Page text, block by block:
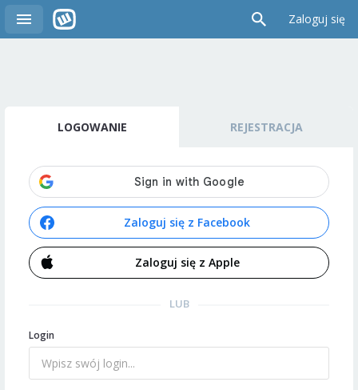
Zaloguj się
LOGOWANIE REJESTRACJA
Zaloguj się z Facebook
Zaloguj się z Apple
LUB
Login